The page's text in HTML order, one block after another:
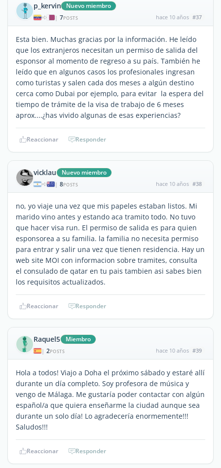
p_kervin Nuevo miembro
| 7POSTS hace 10 años #37
Esta bien. Muchas gracias por la información. He leído
que los extranjeros necesitan un permiso de salida del
esponsor al momento de regreso a su país. También he
leído que en algunos casos los profesionales ingresan
como turistas y salen cada dos meses a algún destino
cerca como Dubai por ejemplo, para evitar la espera del
tiempo de trámite de la visa de trabajo de 6 meses
aprox....¿has vivido algunas de esas experiencias?
Reaccionar Responder
vicklau Nuevo miembro
| 8POSTS hace 10 años #38
no, yo viaje una vez que mis papeles estaban listos. Mi
marido vino antes y estando aca tramito todo. No tuvo
que hacer visa run. El permiso de salida es para quien
esponsorea a su familia. la familia no necesita permiso
para entrar y salir una vez que tienen residencia. Hay un
web site MOI con informacion sobre tramites, consulta
el consulado de qatar en tu pais tambien asi sabes bien
los requisitos actualizados.
Reaccionar Responder
Raquel5 Miembro
| 2POSTS hace 10 años #39
Hola a todos! Viajo a Doha el próximo sábado y estaré allí
durante un día completo. Soy profesora de música y
vengo de Málaga. Me gustaría poder contactar con algún
español/a que quiera enseñarme la ciudad aunque sea
durante un solo día! Lo agradecería enormemente!!!
Saludos!!!
Reaccionar Responder